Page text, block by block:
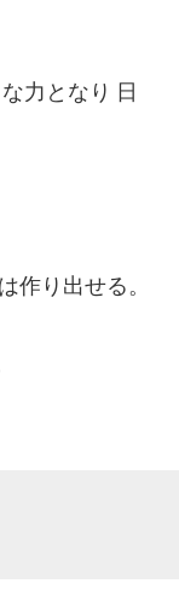
力となり 日
作り出せる。